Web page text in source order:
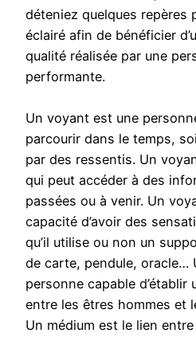
déteniez quelques repères
éclairé afin de bénéficier
qualité réalisée par une
performante.
Un voyant est une
parcourir dans le temps,
par des ressentis. Un
qui peut accéder à des
passées ou à venir. Un
capacité d’avoir des
qu’il utilise ou non un
de carte, pendule, oracle…
personne capable d’établir
entre les êtres hommes et
Un médium est le lien